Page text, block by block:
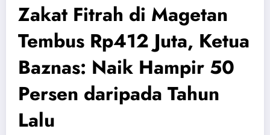
Zakat Fitrah di Magetan
Tembus Rp412 Juta, Ketua
Baznas: Naik Hampir 50
Persen daripada Tahun
Lalu